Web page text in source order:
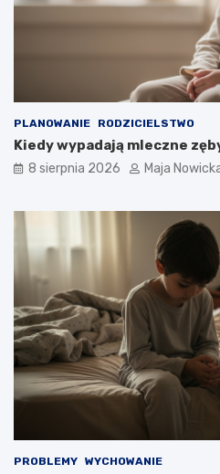
PLANOWANIE RODZICIELSTWO
Kiedy wypadają mleczne
8 sierpnia 2026 Maja
PROBLEMY WYCHOWANIE